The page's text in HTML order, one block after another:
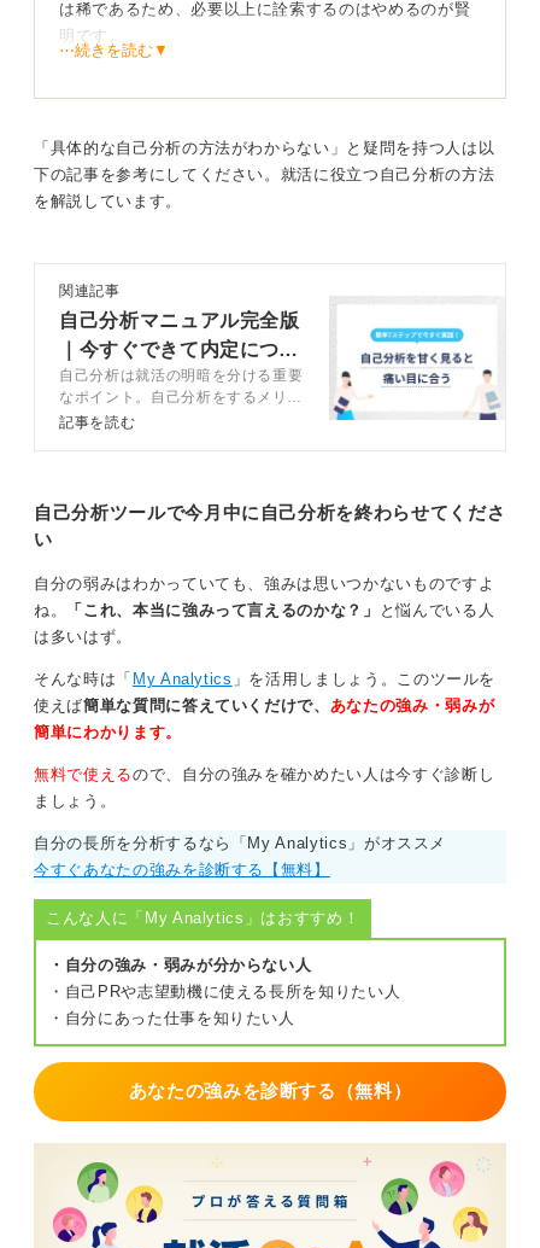
は稀であるため、必要以上に詮索するのはやめるのが賢
明です。
く、必ずしも自分がダメだったわけではないと理解する
もし不採用が続く場合は、応募書類を見直し、面接での
受け答えを振り返る必要があります。
とは言え、焦って活動を続けると悪循環に陥ります。一
日転職活動から離れるなど、しっかり休み、気分転換を
⋯続きを読む▼
「具体的な自己分析の方法がわからない」と疑問を持つ人は以
下の記事を参考にしてください。就活に役立つ自己分析の方法
を解説しています。
関連記事
自己分析マニュアル完全版
｜今すぐできて内定につな
がる方法を解説
自己分析は就活の明暗を分ける重要
なポイント。自己分析をするメリッ
トや自己分析のやり方、注意点など
しょう。
記事を読む
自己分析ツールで今月中に自己分析を終わらせてくださ
い
自分の弱みはわかっていても、強みは思いつかないものですよ
ね。
「これ、本当に強みって言えるのかな？」
と悩んでいる人
は多いはず。
そんな時は「 My Analytics 」を活用しましょう。このツールを
使えば簡単な質問に答えていくだけで、 あなたの強み・弱みが
簡単にわかります。
無料で使えるので、自分の強みを確かめたい人は今すぐ診断し
ましょう。
自分の長所を分析するなら「My Analytics」がオススメ
今すぐあなたの強みを診断する【無料】
こんな人に「My Analytics」はおすすめ！
・自分の強み・弱みが分からない人
・自己PRや志望動機に使える長所を知りたい人
・自分にあった仕事を知りたい人
あなたの強みを診断する（無料）